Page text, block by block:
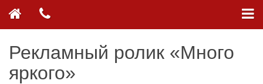
Рекламный ролик «Много
яркого»